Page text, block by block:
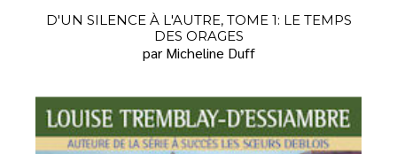
D'UN SILENCE À L'AUTRE, TOME 1: LE TEMPS
DES ORAGES
par Micheline Duff